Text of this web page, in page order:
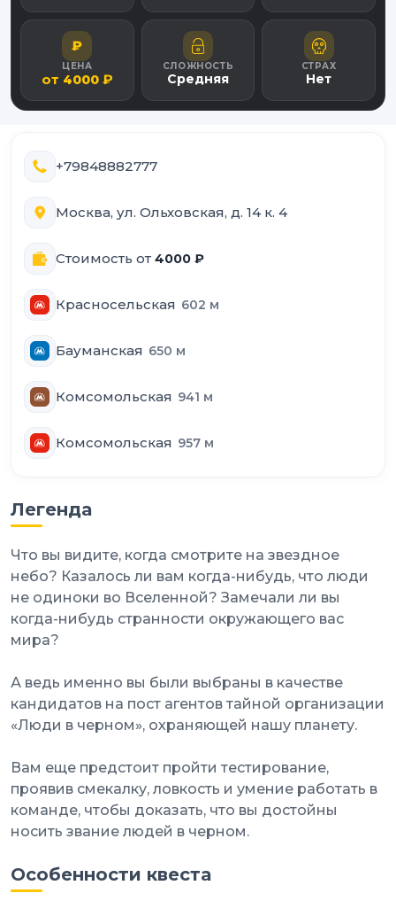
₽
ЦЕНА
от 4000₽
СЛОЖНОСТЬ
Средняя
СТРАХ
Нет
+79848882777
Москва, ул. Ольховская, д. 14 к. 4
Стоимость от 4000 ₽
Красносельская 602 м
Бауманская 650 м
Комсомольская 941 м
Комсомольская 957 м
Легенда
Что вы видите, когда смотрите на звездное
небо? Казалось ли вам когда-нибудь, что люди
не одиноки во Вселенной? Замечали ли вы
когда-нибудь странности окружающего вас
мира?
А ведь именно вы были выбраны в качестве
кандидатов на пост агентов тайной организации
«Люди в черном», охраняющей нашу планету.
Вам еще предстоит пройти тестирование,
проявив смекалку, ловкость и умение работать в
команде, чтобы доказать, что вы достойны
носить звание людей в черном.
Особенности квеста